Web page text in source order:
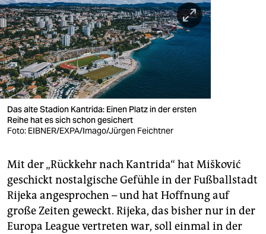
Das alte Stadion Kantrida: Einen Platz in der ersten
Reihe hat es sich schon gesichert
Foto: EIBNER/EXPA/Imago/Jürgen Feichtner
Mit der „Rückkehr nach Kantrida“ hat Mišković
geschickt nostalgische Gefühle in der Fußballstadt
Rijeka angesprochen – und hat Hoffnung auf
große Zeiten geweckt. Rijeka, das bisher nur in der
Europa League vertreten war, soll einmal in der